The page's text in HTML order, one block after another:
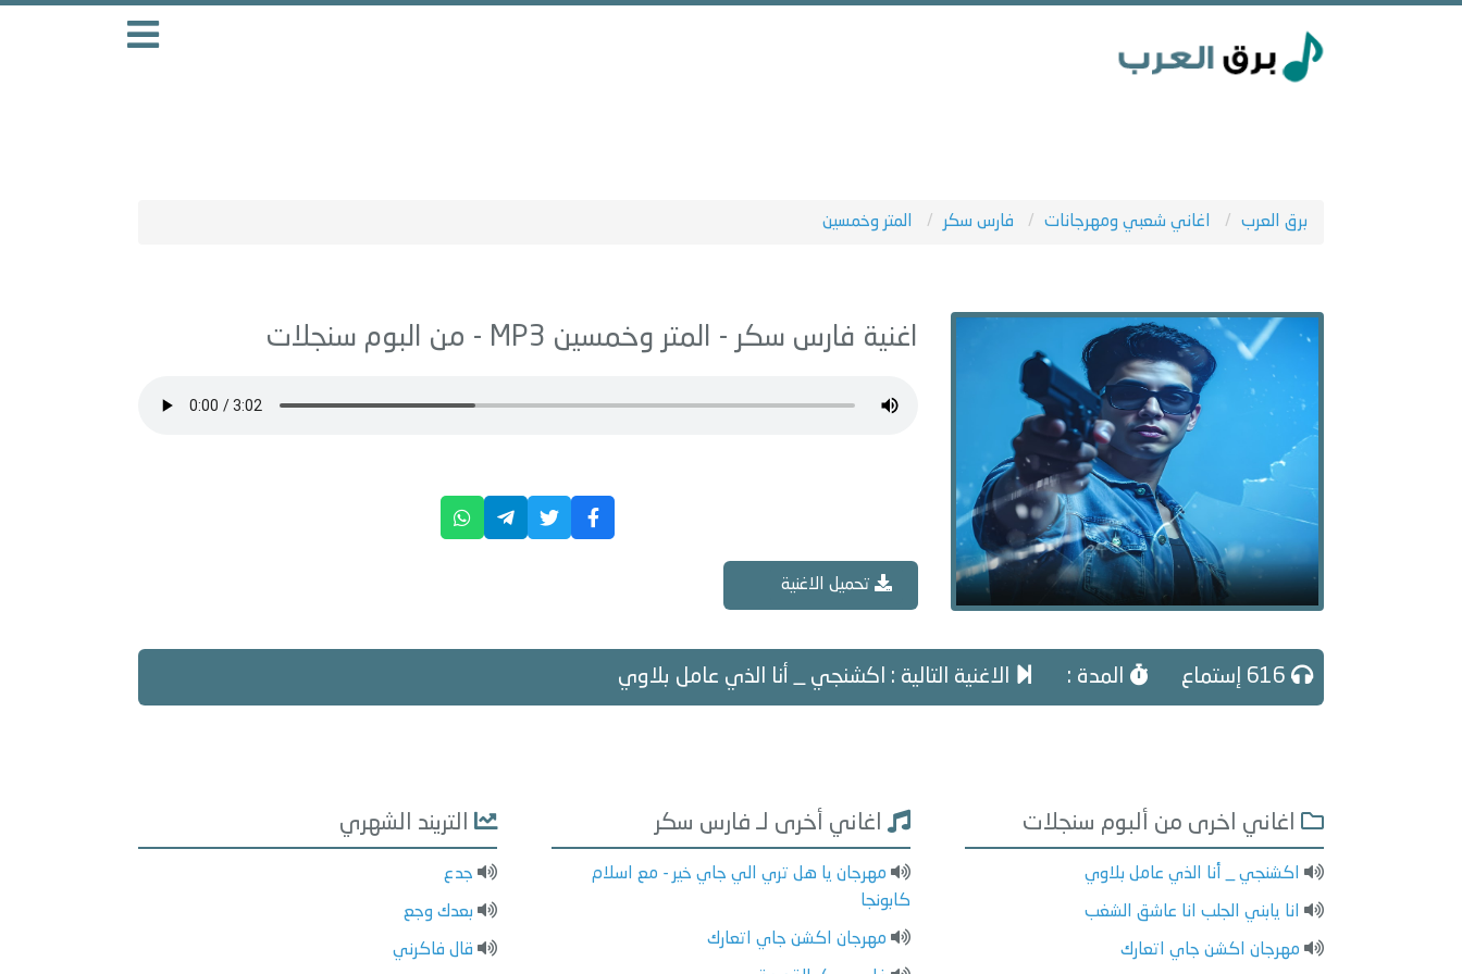
برق العرب اغاني شعبي ومهرجانات فارس سكر المتر وخمسين
اغنية فارس سكر - المتر وخمسين سنجلات
تحميل الاغنية
المدة : الاغنية التالية : اكشنجي _ أنا الذي عامل بلاوي
اغاني اخرى من ألبوم سنجلات
اكشنجي _ أنا الذي عامل بلاوي
انا يابني الجلب انا عاشق الشغب
مهرجان اكشن جاي اتعارك
اغاني أخرى لـ فارس سكر
مهرجان يا هل تري الي جاي خير - مع اسلام
كابونجا
مهرجان اكشن جاي اتعارك
التريند الشهري
جدع
بعدك وجع
قال فاكرني